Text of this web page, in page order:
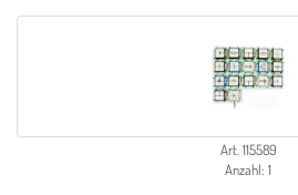
Art. 115589
Anzahl: 1